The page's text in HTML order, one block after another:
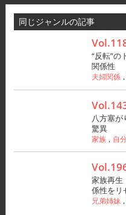
同じジャンルの記事
“反転”の
関係性
夫婦関係，
八方塞が
驚異
家族， 自
家族再
係性をリ
兄弟姉妹，